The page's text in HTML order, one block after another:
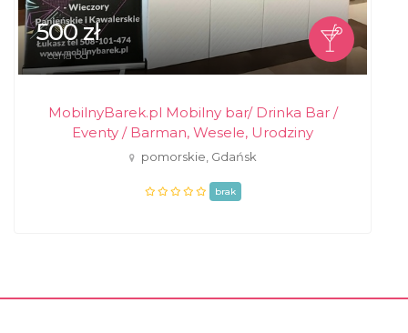
500 zł
cena od
MobilnyBarek.pl Mobilny bar/ Drinka Bar /
Eventy / Barman, Wesele, Urodziny
pomorskie, Gdańsk
brak